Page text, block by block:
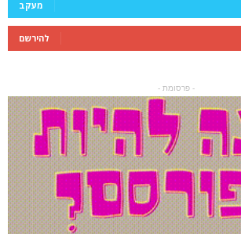
מעקב
להירשם
- פרסומת -